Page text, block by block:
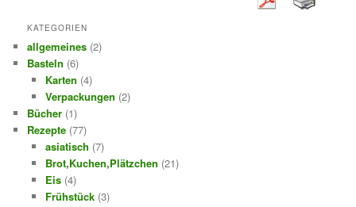
KATEGORIEN
allgemeines (2)
Basteln (6)
Karten (4)
Verpackungen (2)
Bücher (1)
Rezepte (77)
asiatisch (7)
Brot,Kuchen,Plätzchen (21)
Eis(4)
Frühstück(3)